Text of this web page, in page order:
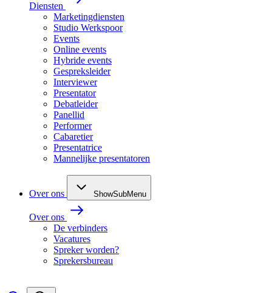
Diensten
Marketingdiensten
Studio Werkspoor
Events
Online events
Hybride events
Gespreksleider
Interviewer
Presentator
Debatleider
Panellid
Performer
Cabaretier
Presentatrice
Mannelijke presentatoren
Over ons ShowSubMenu
Over ons
De verbinders
Vacatures
Spreker worden?
Sprekersbureau